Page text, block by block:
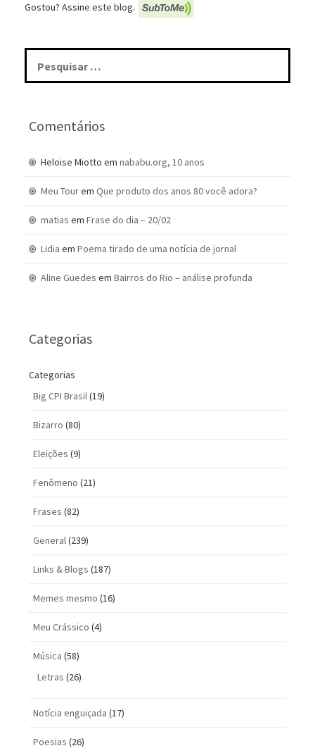
Gostou? Assine este blog.
Pesquisar
por:
Comentários
Heloise Miotto em nababu.org, 10 anos
Meu Tourem Que produto dos anos 80 você adora?
matias em Frase do dia – 20/02
Lidia em Poema tirado de uma notícia de jornal
Aline Guedes em Bairros do Rio – análise profunda
Categorias
Categorias
Big CPI Brasil(19)
Bizarro (80)
Eleições (9)
Fenômeno (21)
Frases (82)
General(239)
Links & Blogs (187)
Memes mesmo (16)
Meu Crássico (4)
Música (58)
Letras (26)
Notícia enguiçada (17)
Poesias (26)